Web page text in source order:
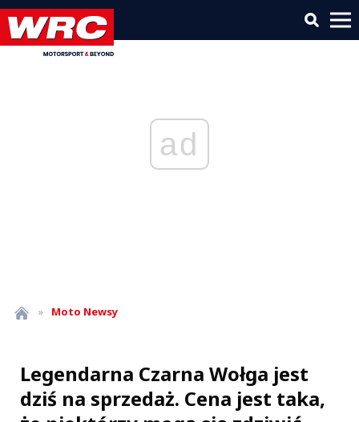
ad
» Moto Newsy
Legendarna Czarna Wołga jest
dziś na sprzedaż. Cena jest taka,